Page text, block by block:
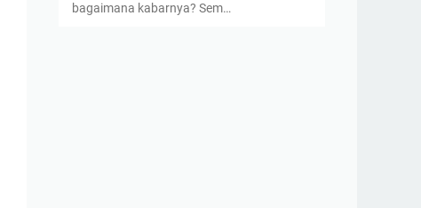
bagaimana kabarnya? Sem…